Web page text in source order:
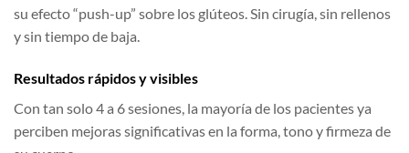
su efecto “push-up” sobre los glúteos. Sin cirugía, sin rellenos
y sin tiempo de baja.
Resultados rápidos y visibles
Con tan solo 4 a 6 sesiones, la mayoría de los pacientes ya
perciben mejoras significativas en la forma, tono y firmeza de